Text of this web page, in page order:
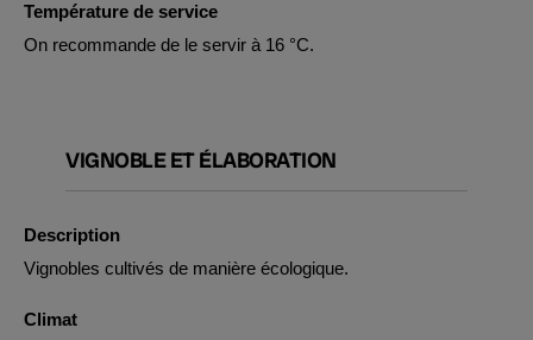
Température de service
On recommande de le servir à 16 °C.
VIGNOBLE ET ÉLABORATION
Description
Vignobles cultivés de manière écologique.
Climat